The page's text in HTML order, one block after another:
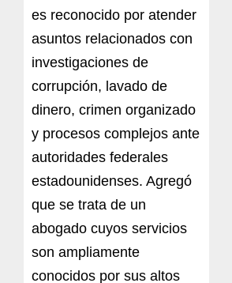
es reconocido por atender
asuntos relacionados con
investigaciones de
corrupción, lavado de
dinero, crimen organizado
y procesos complejos ante
autoridades federales
estadounidenses. Agregó
que se trata de un
abogado cuyos servicios
son ampliamente
conocidos por sus altos